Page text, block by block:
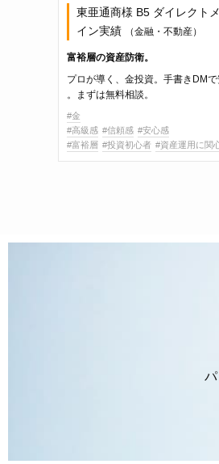
東亜通商様 B5 ダイレクト
イン実績
（金融・不動産）
富裕層の資産防衛。
プロが導く、金投資。手書きDM
。まずは無料相談。
#金
#高級感 #信頼感 #安心感
#富裕層 #投資初心者 #資産運用に関